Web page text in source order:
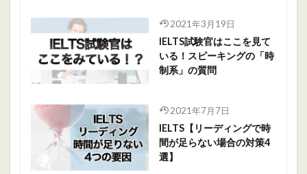
2021年3月19日
IELTS試験官はここを見て
いる！スピーキングの「時
制系」の質問
2021年7月7日
IELTS【リーディングで時
間が足らない場合の対策4
選】